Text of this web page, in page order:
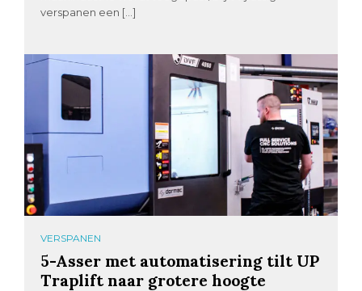
verspanen een […]
VERSPANEN
5-Asser met automatisering tilt UP
Traplift naar grotere hoogte